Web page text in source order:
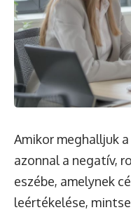
Amikor meghalljuk
azonnal a negatív,
eszébe, amelynek
leértékelése,